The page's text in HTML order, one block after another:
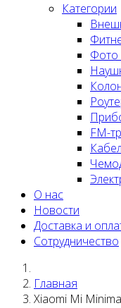
Категории
Фото
FM-
О нас
Новости
Доставка и
Сотрудничество
Главная
Xiaomi Mi